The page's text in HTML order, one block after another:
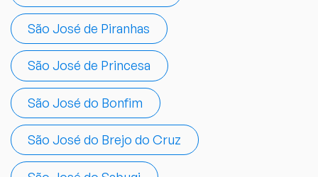
São José de Piranhas
São José de Princesa
São José do Bonfim
São José do Brejo do Cruz